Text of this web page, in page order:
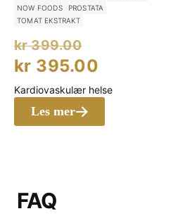
NOW FOODS
PROSTATA
TOMAT EKSTRAKT
kr399.00
pris
var:
kr 399.00.
kr 395.00
pris
kr 395.00.
Les mer
Kardiovaskulær helse
FAQ